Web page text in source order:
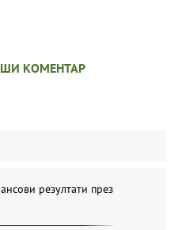
КОМЕНТАР
резултати през